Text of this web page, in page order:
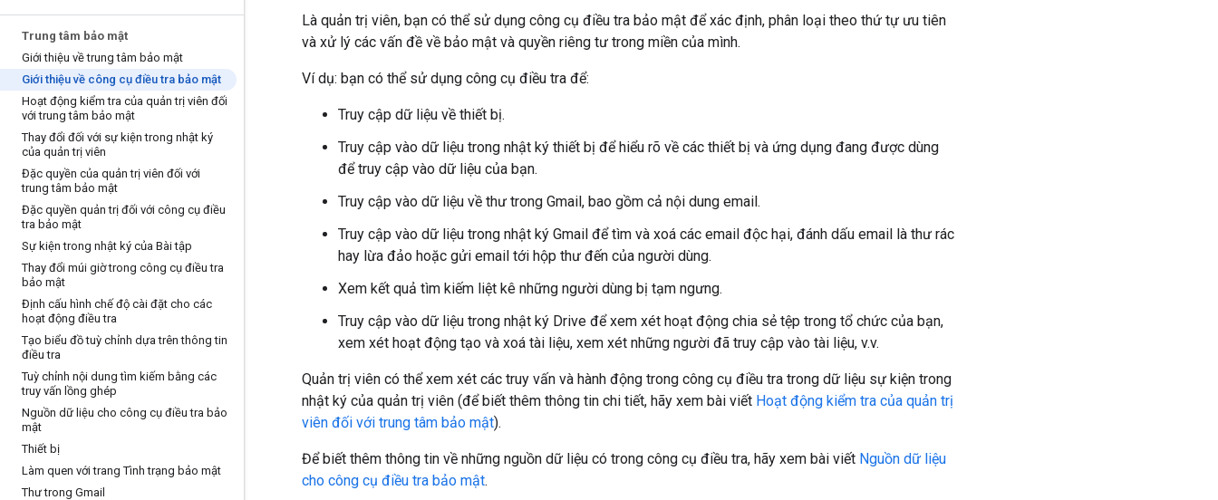
Trung tâm bảo mật
Giới thiệu về trung tâm bảo mật
Giới thiệu về công cụ điều tra bảo mật
Hoạt động kiểm tra của quản trị viên đối
với trung tâm bảo mật
Thay đổi đối với sự kiện trong nhật ký
của quản trị viên
Đặc quyền của quản trị viên đối với
trung tâm bảo mật
Đặc quyền quản trị đối với công cụ điều
tra bảo mật
Sự kiện trong nhật ký của Bài tập
Thay đổi múi giờ trong công cụ điều tra
bảo mật
Định cấu hình chế độ cài đặt cho các
hoạt động điều tra
Tạo biểu đồ tuỳ chỉnh dựa trên thông tin
điều tra
Tuỳ chỉnh nội dung tìm kiếm bằng các
truy vấn lồng ghép
Nguồn dữ liệu cho công cụ điều tra bảo
mật
Thiết bị
Làm quen với trang Tình trạng bảo mật
Thư trong Gmail
Là quản trị viên, bạn có thể sử dụng công cụ điều tra bảo mật để xác định, phân loại theo thứ tự ưu tiên
và xử lý các vấn đề về bảo mật và quyền riêng tư trong miền của mình.
Ví dụ: bạn có thể sử dụng công cụ điều tra để:
Truy cập dữ liệu về thiết bị.
Truy cập vào dữ liệu trong nhật ký thiết bị để hiểu rõ về các thiết bị và ứng dụng đang được dùng
để truy cập vào dữ liệu của bạn.
Truy cập vào dữ liệu về thư trong Gmail, bao gồm cả nội dung email.
Truy cập vào dữ liệu trong nhật ký Gmail để tìm và xoá các email độc hại, đánh dấu email là thư rác
hay lừa đảo hoặc gửi email tới hộp thư đến của người dùng.
Xem kết quả tìm kiếm liệt kê những người dùng bị tạm ngưng.
Truy cập vào dữ liệu trong nhật ký Drive để xem xét hoạt động chia sẻ tệp trong tổ chức của bạn,
xem xét hoạt động tạo và xoá tài liệu, xem xét những người đã truy cập vào tài liệu, v.v.
Quản trị viên có thể xem xét các truy vấn và hành động trong công cụ điều tra trong dữ liệu sự kiện trong
nhật ký của quản trị viên (để biết thêm thông tin chi tiết, hãy xem bài viết Hoạt động kiểm tra của quản trị
viên đối với trung tâm bảo mật).
Để biết thêm thông tin về những nguồn dữ liệu có trong công cụ điều tra, hãy xem bài viết Nguồn dữ liệu
cho công cụ điều tra bảo mật.